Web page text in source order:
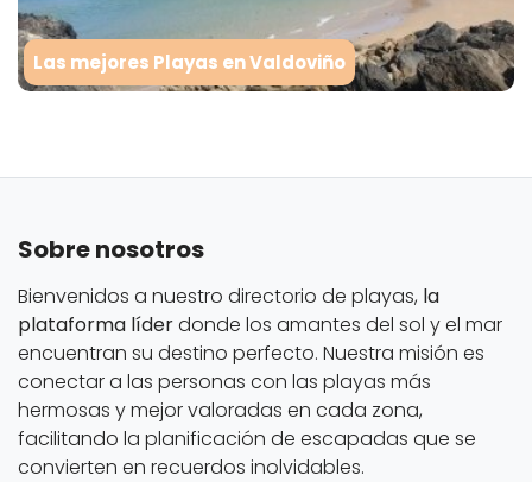
Las mejores Playas en Valdoviño
Sobre nosotros
Bienvenidos a nuestro directorio de playas, la
plataforma líderdonde los amantes del sol y el mar
encuentran su destino perfecto. Nuestra misión es
conectar a las personas con las playas más
hermosas y mejor valoradas en cada zona,
facilitando la planificación de escapadas que se
convierten en recuerdos inolvidables.